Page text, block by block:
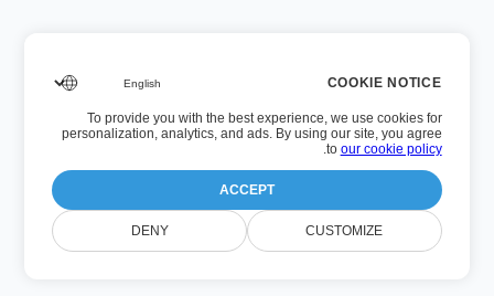
سياسة الخصوصية
شروط الاستخدام
الوصول التنفيذي
رقم الإصدار: 26.7.5
آخر تحديث: الأربعاء، 22 صفر 1448 بعد الهجرة
COOKIE NOTICE
To provide you with the best experience, we use cookies for
personalization, analytics, and ads. By using our site, you agree
to our cookie policy
.
ACCEPT
CUSTOMIZE
DENY